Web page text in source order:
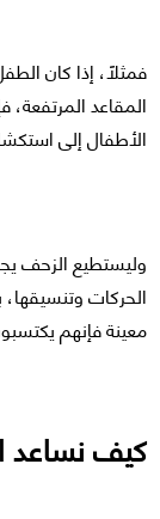
فمثلًا، إذا كان
المقاعد
الأطفال إلى
وليستطيع الزحف
الحركات وتنسيقها،
معينة فإنهم
كيف نساعد